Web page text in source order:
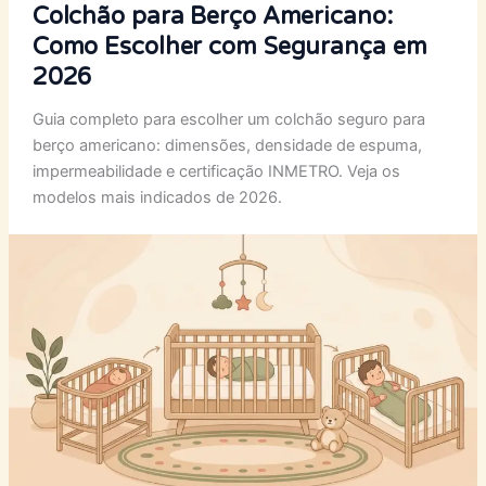
Colchão para Berço Americano:
Como Escolher com Segurança em
2026
Guia completo para escolher um colchão seguro para
berço americano: dimensões, densidade de espuma,
impermeabilidade e certificação INMETRO. Veja os
modelos mais indicados de 2026.